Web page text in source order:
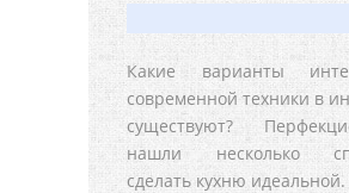
Какие варианты
современной техники в
существуют?
нашли несколько
сделать кухню идеальной.